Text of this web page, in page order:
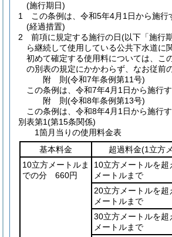
(施行期日)
1
この条例は、令和5年4月1日から施行
(経過措置)
2
前項に規定する施行の日(以下「施行
ら継続して使用している公共下水道に
初めて確定する使用料については、こ
の別表の規定にかかわらず、なお従前
附 則(令和7年条例第11号)
この条例は、令和7年4月1日から施行す
附 則(令和8年条例第13号)
この条例は、令和8年4月1日から施行す
別表第1(第15条関係)
1箇月当りの使用料金表
基本料金
超過料金(1立方
10立方メートルま
での分 660円
10立方メートルを超
メートルまで
20立方メートルを超
メートルまで
30立方メートルを超
メートルまで